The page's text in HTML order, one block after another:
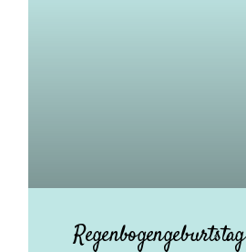
Regenbogengeburtstag